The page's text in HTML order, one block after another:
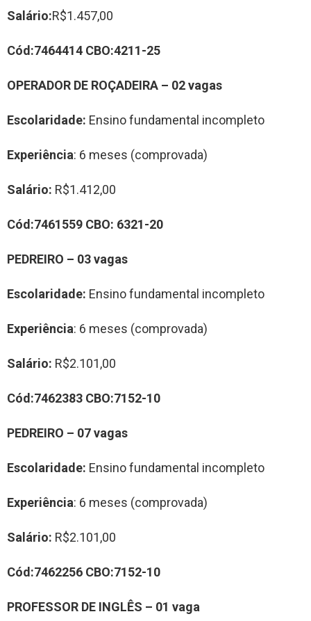
Salário:R$1.457,00
Cód:7464414 CBO:4211-25
OPERADOR DE ROÇADEIRA – 02vagas
Escolaridade: Ensino fundamental incompleto
Experiência: 6 meses (comprovada)
Salário: R$1.412,00
Cód:7461559 CBO: 6321-20
PEDREIRO – 03vagas
Escolaridade: Ensino fundamental incompleto
Experiência: 6 meses (comprovada)
Salário: R$2.101,00
Cód:7462383 CBO:7152-10
PEDREIRO – 07vagas
Escolaridade: Ensino fundamental incompleto
Experiência: 6 meses (comprovada)
Salário: R$2.101,00
Cód:7462256 CBO:7152-10
PROFESSOR DE INGLÊS – 01 vaga